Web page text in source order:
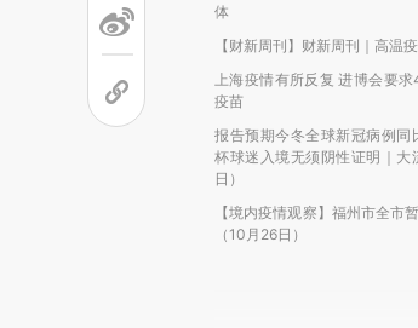
体
【财新周刊】财新周刊｜高温
上海疫情有所反复 进博会要
疫苗
报告预期今冬全球新冠病例同
杯球迷入境无须阴性证明｜大
日）
【境内疫情观察】福州市全市
（10月26日）